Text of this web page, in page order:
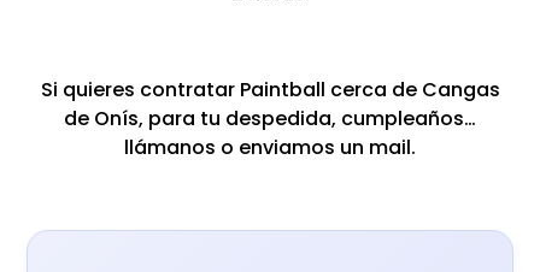
Si quieres contratar Paintball cerca de Cangas
de Onís, para tu despedida, cumpleaños…
llámanos o enviamos un mail.